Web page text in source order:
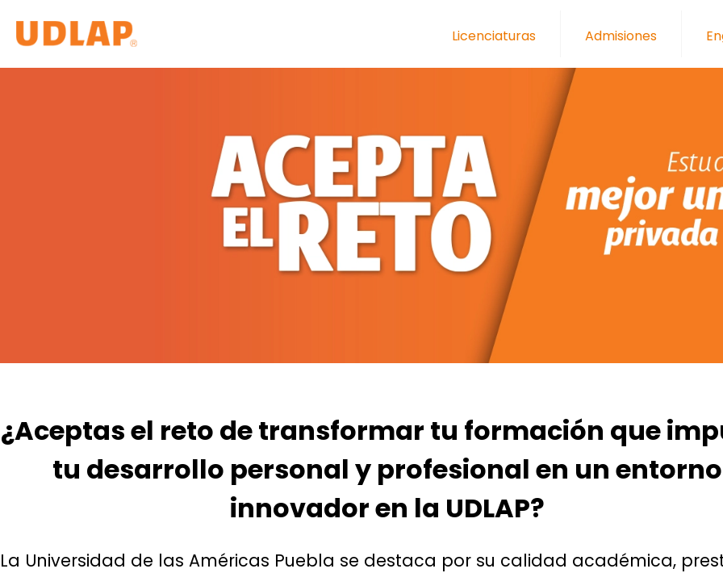
Licenciaturas Admisiones
¿Aceptas el reto de transformar tu formación que
tu desarrollo personal y profesional en un entorno
innovador en la UDLAP?
La Universidad de las Américas Puebla se destaca por su calidad académica,